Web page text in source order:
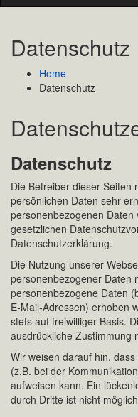
Datenschutz
Home
Datenschutz
Datenschutz
Die Betreiber dieser Seiten
persönlichen Daten sehr
personenbezogenen
gesetzlichen
Datenschutzerklärung.
Die Nutzung unserer
personenbezogener Daten
personenbezogene Daten
E-Mail-Adressen) erhoben
stets auf freiwilliger Basis.
ausdrückliche Zustimmung
Wir weisen darauf hin,
(z.B. bei der
aufweisen kann. Ein
durch Dritte ist nicht